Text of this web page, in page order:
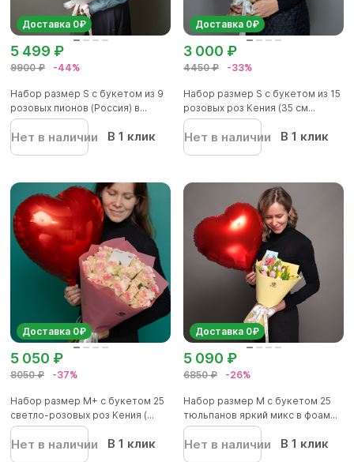
Доставка 0₽
9900 ₽ -44%
5 499 ₽
Набор размер S с букетом из 9
розовых пионов (Россия) в...
Нет в наличии В 1 клик
Доставка 0₽
4450 ₽ -33%
3 000 ₽
Набор размер S с букетом из 15
розовых роз Кения (35 см...
Нет в наличии В 1 клик
Доставка 0₽
8050 ₽ -37%
5 050 ₽
Набор размер M+ с букетом 25
светло-розовых роз Кения (...
Нет в наличии В 1 клик
Доставка 0₽
6850 ₽ -26%
5 090 ₽
Набор размер M с букетом 25
тюльпанов яркий микс в фоам...
Нет в наличии В 1 клик